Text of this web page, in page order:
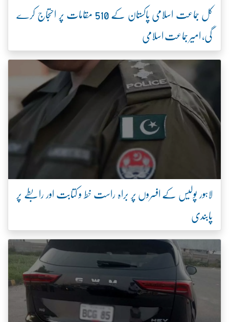
کل جماعت اسلامی پاکستان کے 510 مقامات پر احتجاج کرے
گی، امیر جماعت اسلامی
لاہور پولیس کے افسروں پر براہ راست خط و کتابت اور رابطے پر
پابندی